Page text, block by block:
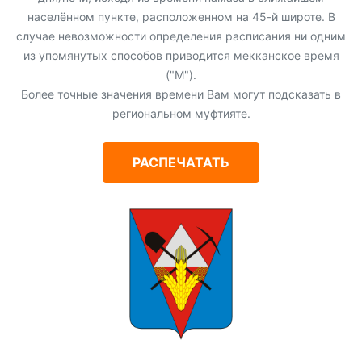
населённом пункте, расположенном на 45-й широте. В
случае невозможности определения расписания ни одним
из упомянутых способов приводится мекканское время
("М").
Более точные значения времени Вам могут подсказать в
региональном муфтияте.
РАСПЕЧАТАТЬ